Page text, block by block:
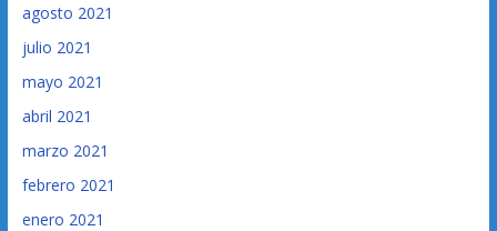
agosto 2021
julio 2021
mayo 2021
abril 2021
marzo 2021
febrero 2021
enero 2021